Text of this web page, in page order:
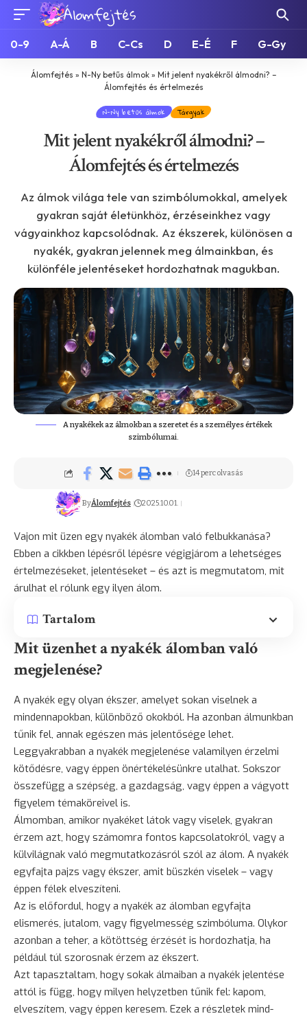
0-9 A-Á B C-Cs D E-É F G-Gy
Álomfejtés » N-Ny betűs álmok» Mit jelent nyakékről álmodni? –
Álomfejtés és értelmezés
N-Ny betűs álmok Tárgyak
Mit jelent nyakékről álmodni? –
Álomfejtés és értelmezés
Az álmok világa tele van szimbólumokkal, amelyek
gyakran saját életünkhöz, érzéseinkhez vagy
vágyainkhoz kapcsolódnak. Az ékszerek, különösen a
nyakék, gyakran jelennek meg álmainkban, és
különféle jelentéseket hordozhatnak magukban.
A nyakékek az álmokban a szeretet és a személyes értékek
szimbólumai.
ByÁlomfejtés 2025.10.01.
14 perc olvasás
Vajon mit üzen egy nyakék álomban való felbukkanása?
Ebben a cikkben lépésről lépésre végigjárom a lehetséges
értelmezéseket, jelentéseket – és azt is megmutatom, mit
árulhat el rólunk egy ilyen álom.
Tartalom
Mit üzenhet a nyakék álomban való
megjelenése?
A nyakék egy olyan ékszer, amelyet sokan viselnek a
mindennapokban, különböző okokból. Ha azonban álmunkban
tűnik fel, annak egészen más jelentősége lehet.
Leggyakrabban a nyakék megjelenése valamilyen érzelmi
kötődésre, vagy éppen önértékelésünkre utalhat. Sokszor
összefügg a szépség, a gazdagság, vagy éppen a vágyott
figyelem témaköreivel is.
Álmomban, amikor nyakéket látok vagy viselek, gyakran
érzem azt, hogy számomra fontos kapcsolatokról, vagy a
külvilágnak való megmutatkozásról szól az álom. A nyakék
egyfajta pajzs vagy ékszer, amit büszkén viselek – vagy
éppen félek elveszíteni.
Az is előfordul, hogy a nyakék az álomban egyfajta
elismerés, jutalom, vagy figyelmesség szimbóluma. Olykor
azonban a teher, a kötöttség érzését is hordozhatja, ha
például túl szorosnak érzem az ékszert.
Azt tapasztaltam, hogy sokak álmaiban a nyakék jelentése
attól is függ, hogy milyen helyzetben tűnik fel: kapom,
elveszítem, vagy éppen keresem. Ezek a részletek mind-